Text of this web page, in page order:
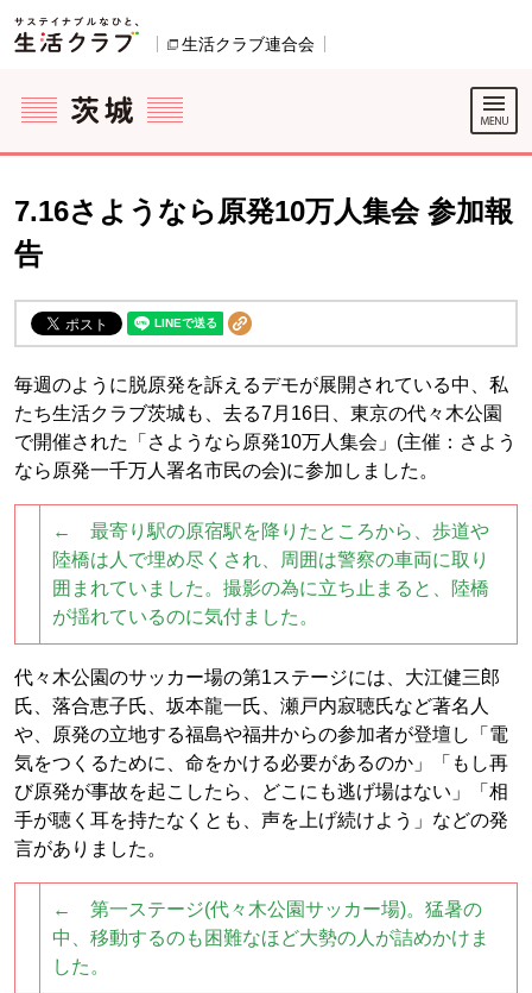
ページの先頭です。
生活クラブ連合会
ここからサイト内共通メニューです。
サイト内共通メニューをスキップする
サイト内共通メニューここまで。
7.16さようなら原発10万人集会 参加報
告
毎週のように脱原発を訴えるデモが展開されている中、私
たち生活クラブ茨城も、去る7月16日、東京の代々木公園
で開催された「さようなら原発10万人集会」(主催：さよう
なら原発一千万人署名市民の会)に参加しました。
← 最寄り駅の原宿駅を降りたところから、歩道や
陸橋は人で埋め尽くされ、周囲は警察の車両に取り
囲まれていました。撮影の為に立ち止まると、陸橋
が揺れているのに気付ました。
代々木公園のサッカー場の第1ステージには、大江健三郎
氏、落合恵子氏、坂本龍一氏、瀬戸内寂聴氏など著名人
や、原発の立地する福島や福井からの参加者が登壇し「電
気をつくるために、命をかける必要があるのか」「もし再
び原発が事故を起こしたら、どこにも逃げ場はない」「相
手が聴く耳を持たなくとも、声を上げ続けよう」などの発
言がありました。
← 第一ステージ(代々木公園サッカー場)。猛暑の
中、移動するのも困難なほど大勢の人が詰めかけま
した。